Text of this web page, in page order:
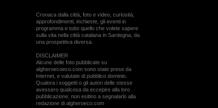
Cronaca dalla città, foto e video, curiosità,
approfondimenti, inchieste, gli eventi in
programma e tutto quello che volete sapere
sulla vita nella città catalana in Sardegna, da
una prospettiva diversa.
DISCLAIMER
Alcune delle foto pubblicate su
algheroecoeco.com sono state prese da
Internet, e valutate di pubblico dominio.
Qualora i soggetti o gli autori delle stesse
avessero qualcosa da eccepire alla loro
pubblicazione, non esitino a segnalarlo alla
redazione di algheroeco.com